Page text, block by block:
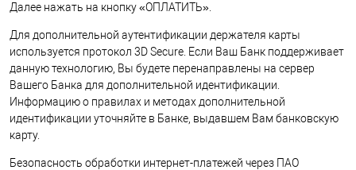
Далее нажать на кнопку «ОПЛАТИТЬ».
Для дополнительной аутентификации держателя карты
используется протокол 3D Secure. Если Ваш Банк поддерживает
данную технологию, Вы будете перенаправлены на сервер
Вашего Банка для дополнительной идентификации.
Информацию о правилах и методах дополнительной
идентификации уточняйте в Банке, выдавшем Вам банковскую
карту.
Безопасность обработки интернет-платежей через ПАО